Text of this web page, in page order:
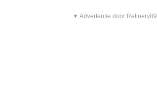
▼ Advertentie door Refinery89